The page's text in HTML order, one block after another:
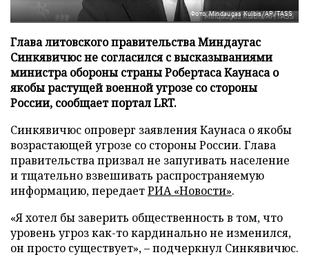
Фото: Mindaugas Kulbis/AP/TASS
Глава литовского правительства Миндаугас
Синкявичюс не согласился с высказываниями
министра обороны страны Робертаса Каунаса о
якобы растущей военной угрозе со стороны
России, сообщает портал LRT.
Синкявичюс опроверг заявления Каунаса о якобы
возрастающей угрозе со стороны России. Глава
правительства призвал не запугивать население
и тщательно взвешивать распространяемую
информацию, передаетРИА «Новости».
«Я хотел бы заверить общественность в том, что
уровень угроз как-то кардинально не изменился,
он просто существует», – подчеркнул Синкявичюс.